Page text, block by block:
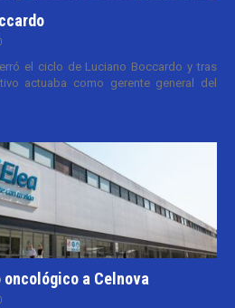
el ciclo de Luciano Boccardo y tras
actuaba como gerente general del
a Celnova